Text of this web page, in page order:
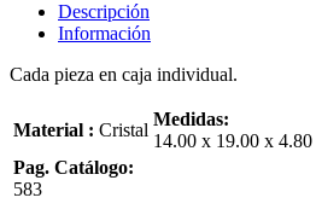
Descripción
Información
Cada pieza en caja individual.
Material : Cristal
Medidas:
14.00 x 19.00 x 4.80
Pag. Catálogo:
583